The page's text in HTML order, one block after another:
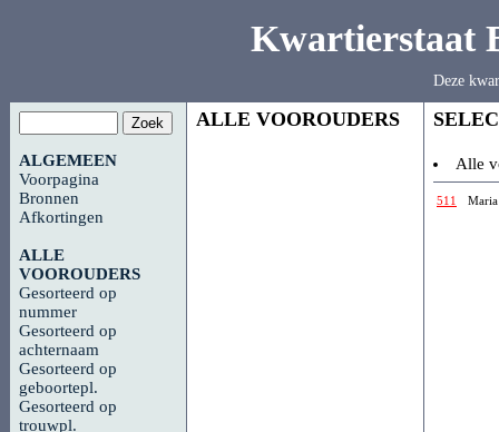
Kwartierstaat
Deze
ALGEMEEN
Voorpagina
Bronnen
Afkortingen
ALLE
VOOROUDERS
Gesorteerd op
nummer
Gesorteerd op
achternaam
Gesorteerd op
geboortepl.
Gesorteerd op
trouwpl.
ALLE VOOROUDERS
Alle
511